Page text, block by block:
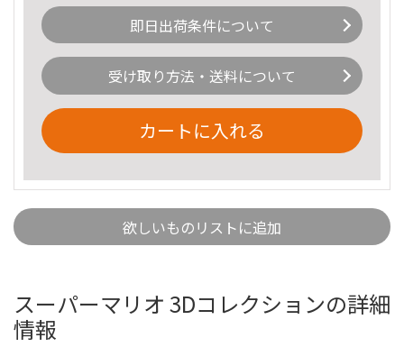
即日出荷条件について
受け取り方法・送料について
カートに入れる
欲しいものリストに追加
スーパーマリオ 3Dコレクションの詳細
情報